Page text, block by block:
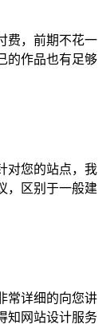
费，前期不花一
的作品也有足够
对您的站点，我
，区别于一般建
常详细的向您讲
知网站设计服务